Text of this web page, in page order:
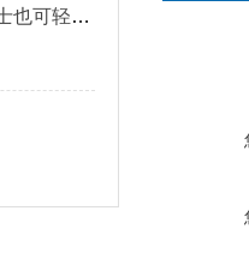
农药残留检测仪非专业人士也可轻松操作